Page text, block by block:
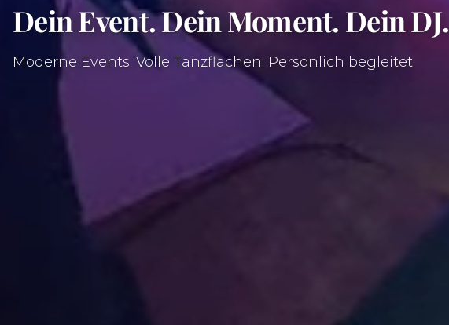
Dein Event. Dein Moment. Dein DJ.
Moderne Events. Volle Tanzflächen. Persönlich begleitet.